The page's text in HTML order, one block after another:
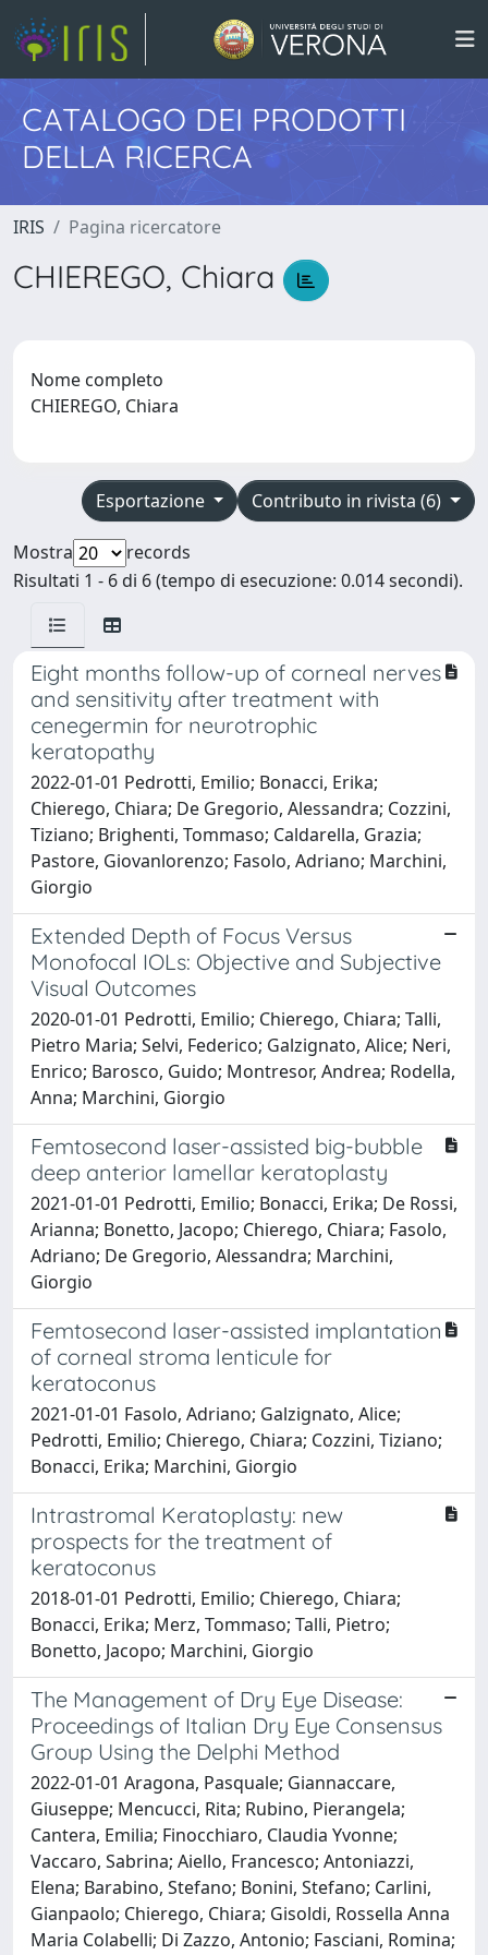
CATALOGO DEI PRODOTTI
DELLA RICERCA
IRIS Pagina ricercatore
CHIEREGO, Chiara
Nome completo
CHIEREGO, Chiara
Contributo in rivista (6)
Esportazione
Mostra
records
Risultati 1 - 6 di 6 (tempo di esecuzione: 0.014 secondi).
Eight months follow-up of corneal nerves
and sensitivity after treatment with
cenegermin for neurotrophic
keratopathy
2022-01-01 Pedrotti, Emilio; Bonacci, Erika;
Chierego, Chiara; De Gregorio, Alessandra; Cozzini,
Tiziano; Brighenti, Tommaso; Caldarella, Grazia;
Pastore, Giovanlorenzo; Fasolo, Adriano; Marchini,
Giorgio
Extended Depth of Focus Versus
Monofocal IOLs: Objective and Subjective
Visual Outcomes
2020-01-01 Pedrotti, Emilio; Chierego, Chiara; Talli,
Pietro Maria; Selvi, Federico; Galzignato, Alice; Neri,
Enrico; Barosco, Guido; Montresor, Andrea; Rodella,
Anna; Marchini, Giorgio
Femtosecond laser-assisted big-bubble
deep anterior lamellar keratoplasty
2021-01-01 Pedrotti, Emilio; Bonacci, Erika; De Rossi,
Arianna; Bonetto, Jacopo; Chierego, Chiara; Fasolo,
Adriano; De Gregorio, Alessandra; Marchini,
Giorgio
Femtosecond laser-assisted implantation
of corneal stroma lenticule for
keratoconus
2021-01-01 Fasolo, Adriano; Galzignato, Alice;
Pedrotti, Emilio; Chierego, Chiara; Cozzini, Tiziano;
Bonacci, Erika; Marchini, Giorgio
Intrastromal Keratoplasty: new
prospects for the treatment of
keratoconus
2018-01-01 Pedrotti, Emilio; Chierego, Chiara;
Bonacci, Erika; Merz, Tommaso; Talli, Pietro;
Bonetto, Jacopo; Marchini, Giorgio
The Management of Dry Eye Disease:
Proceedings of Italian Dry Eye Consensus
Group Using the Delphi Method
2022-01-01 Aragona, Pasquale; Giannaccare,
Giuseppe; Mencucci, Rita; Rubino, Pierangela;
Cantera, Emilia; Finocchiaro, Claudia Yvonne;
Vaccaro, Sabrina; Aiello, Francesco; Antoniazzi,
Elena; Barabino, Stefano; Bonini, Stefano; Carlini,
Gianpaolo; Chierego, Chiara; Gisoldi, Rossella Anna
Maria Colabelli; Di Zazzo, Antonio; Fasciani, Romina;